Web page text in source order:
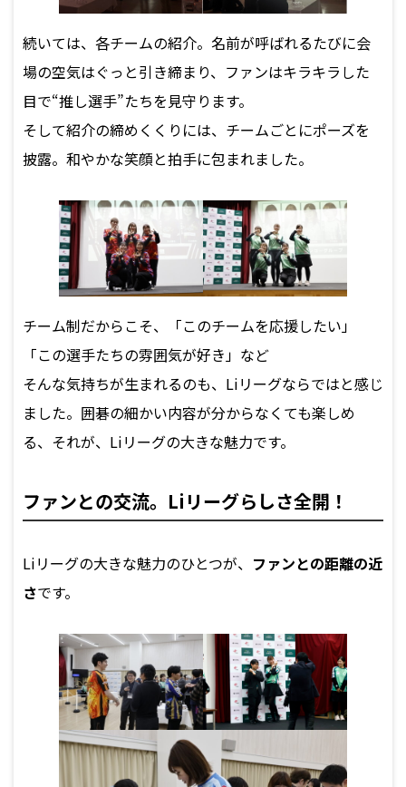
続いては、各チームの紹介。名前が呼ばれるたびに会
場の空気はぐっと引き締まり、ファンはキラキラした
目で“推し選手”たちを見守ります。
そして紹介の締めくくりには、チームごとにポーズを
披露。和やかな笑顔と拍手に包まれました。
チーム制だからこそ、「このチームを応援したい」
「この選手たちの雰囲気が好き」など
そんな気持ちが生まれるのも、Liリーグならではと感じ
ました。囲碁の細かい内容が分からなくても楽しめ
る、それが、Liリーグの大きな魅力です。
ファンとの交流。Liリーグらしさ全開！
Liリーグの大きな魅力のひとつが、 ファンとの距離の近
さです。